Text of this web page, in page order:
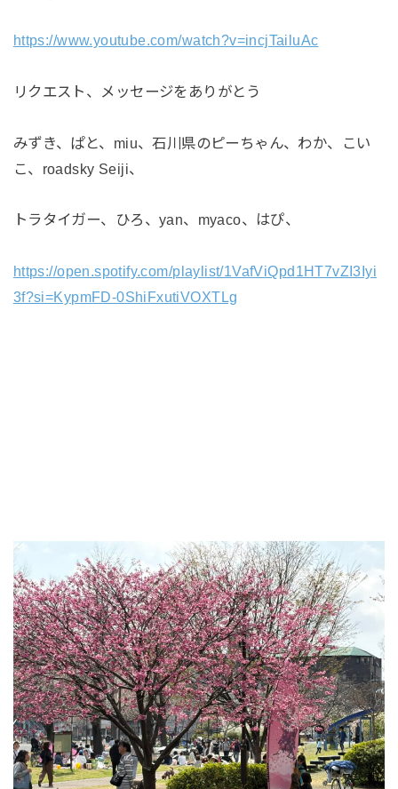
https://www.youtube.com/watch?v=incjTailuAc
リクエスト、メッセージをありがとう
みずき、ぱと、miu、石川県のピーちゃん、わか、こい
こ、roadsky Seiji、
トラタイガー、ひろ、yan、myaco、はぴ、
https://open.spotify.com/playlist/1VafViQpd1HT7vZI3Iyi
3f?si=KypmFD-0ShiFxutiVOXTLg